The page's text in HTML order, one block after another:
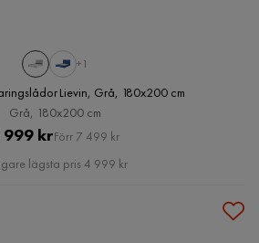
+1
Lievin, Grå, 180x200 cm
Grå, 180x200 cm
Pris
999 krOriginal
Pris
Förr 7 499 kr
lägsta pris 4 999 kr